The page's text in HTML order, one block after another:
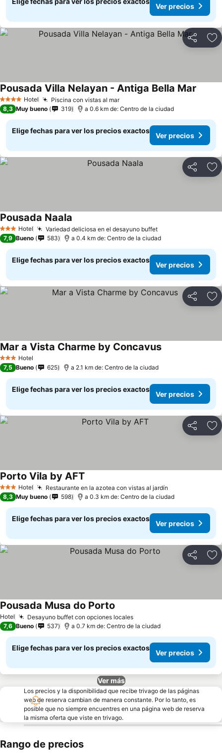
Ver precios
Compartir
4 EstrellasHotel Piscina con vistas al mar
Pousada Villa Nelayan - Antiga Bella Mar
8,3 Muy bueno 319 a 0.6 km de: Centro de la ciudad
Elige fechas para ver los precios exactos
Ver precios
Compartir
3 Estrellas
Hotel Variedad deliciosa en el desayuno buffet
Pousada Naala
7,9 Bueno 583 a 0.4 km de: Centro de la ciudad
Elige fechas para ver los precios exactos
Ver precios
Compartir
3 Estrellas
Hotel
Mar a Vista Charme by Concavus
7,5 Bueno 625 a 2.1 km de: Centro de la ciudad
Elige fechas para ver los precios exactos
Ver precios
Compartir
3 Estrellas
Hotel Restaurante en la azotea con vistas al jardín
Porto Vila by AFT
8,3 Muy bueno 598 a 0.3 km de: Centro de la ciudad
Elige fechas para ver los precios exactos
Ver precios
Compartir
Hotel Desayuno buffet con opciones locales
Pousada Musa do Porto
7,6 Bueno 537 a 0.7 km de: Centro de la ciudad
Elige fechas para ver los precios exactos
Ver precios
Ver más
Los precios y la disponibilidad que recibe trivago de las páginas
web de reserva cambian de manera constante. Por lo tanto, es
posible que no siempre encuentres en una página web de reserva
la misma oferta que viste en trivago.
Rango de precios